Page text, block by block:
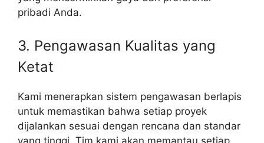
pribadi Anda.
3. Pengawasan Kualitas yang
Ketat
Kami menerapkan sistem pengawasan berlapis
untuk memastikan bahwa setiap proyek
dijalankan sesuai dengan rencana dan standar
yang tinggi. Tim kami akan memantau setiap